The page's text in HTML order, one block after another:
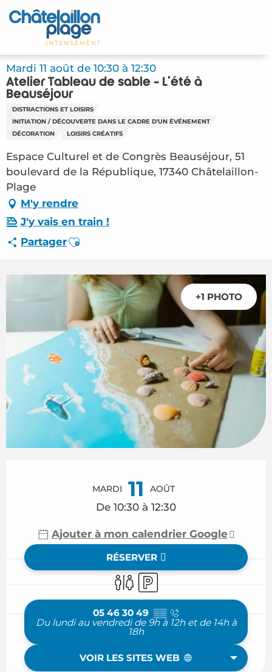
Aller
au
principal
Accueil
Découvrir
Activités
A vivre
Votre séjour
Espace Pro
Mardi 11 août de 10:30 à 12:30
Atelier Tableau de sable - L'été à
Beauséjour
DISTRACTIONS ET LOISIRS
INITIATION / DÉCOUVERTE DANS LE CADRE D'UN ÉVÉNEMENT
DÉCORATION
LOISIRS CRÉATIFS
Espace Culturel et de Congrès Beauséjour, 51
boulevard de la République, 17340 Châtelaillon-
Plage
M'y rendre
J'y vais en train !
PartagerAjouter aux favoris
+1 PHOTO
MARDI 11 AOÛT
De 10:30 à 12:30
Ajouter à mon calendrier Google
RÉSERVER
ToilettesParking
05 46 30 49 ▒▒
Du lundi au vendredi de 9h à 12h et de 14h à
18h
VOIR LES SITES WEB